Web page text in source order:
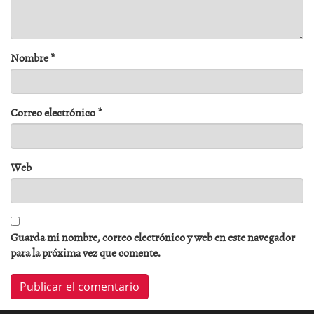
Nombre*
Correo electrónico*
Web
Guarda mi nombre, correo electrónico y web en este navegador
para la próxima vez que comente.